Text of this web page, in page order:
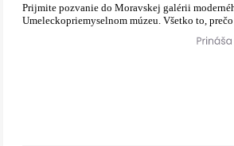
Prijmite pozvanie do Moravskej galérii
Umeleckopriemyselnom múzeu. Všetko to,